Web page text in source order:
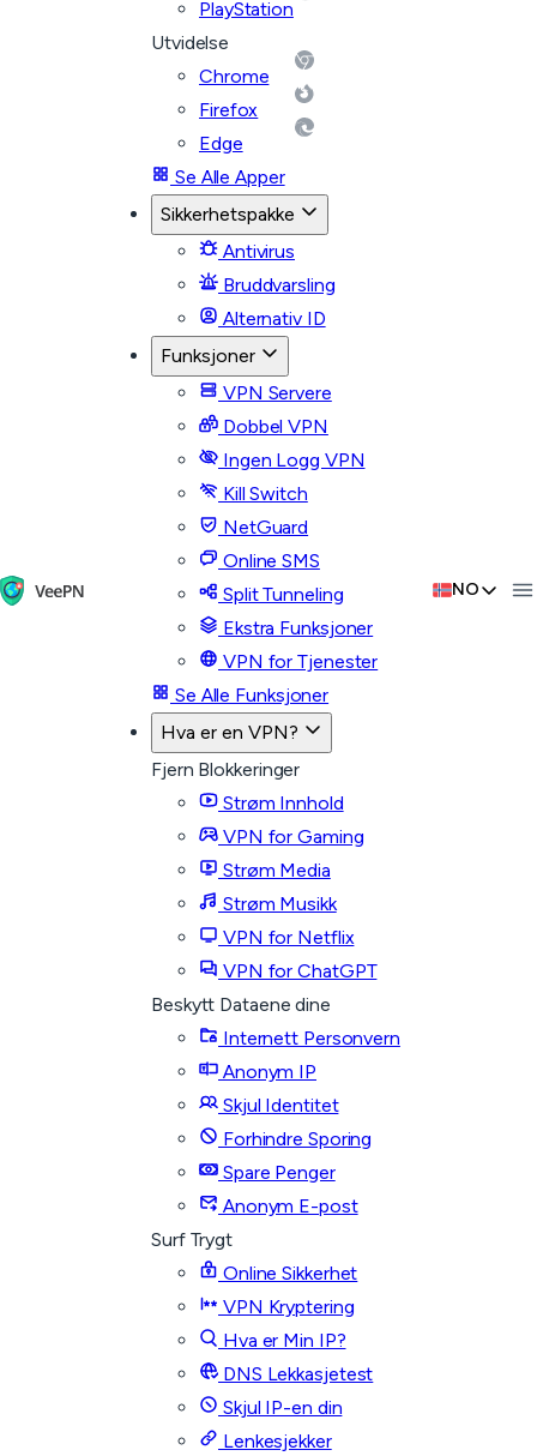
PlayStation
Utvidelse
Chrome
Firefox
Edge
Se Alle Apper
Sikkerhetspakke
Antivirus
Bruddvarsling
Alternativ ID
Funksjoner
VPN Servere
Dobbel VPN
Ingen Logg VPN
Kill Switch
NetGuard
Online SMS
Split Tunneling
Ekstra Funksjoner
VPN for Tjenester
Se Alle Funksjoner
Hva er en VPN?
Fjern Blokkeringer
Strøm Innhold
VPN for Gaming
Strøm Media
Strøm Musikk
VPN for Netflix
VPN for ChatGPT
Beskytt Dataene dine
Internett Personvern
Anonym IP
Skjul Identitet
Forhindre Sporing
Spare Penger
Anonym E-post
Surf Trygt
Online Sikkerhet
VPN Kryptering
Hva er Min IP?
DNS Lekkasjetest
Skjul IP-en din
Lenkesjekker
NO